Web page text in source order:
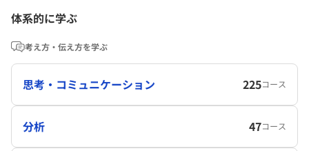
体系的に学ぶ
考え方・伝え方を学ぶ
思考・コミュニケーション 225コース
分析 47コース